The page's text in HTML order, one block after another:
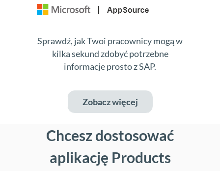
Sprawdź, jak Twoi pracownicy mogą w
kilka sekund zdobyć potrzebne
informacje prosto z SAP.
Zobacz więcej
Chcesz dostosować
aplikację Products